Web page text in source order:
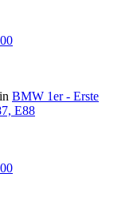
BMW 1er - Erste
E88